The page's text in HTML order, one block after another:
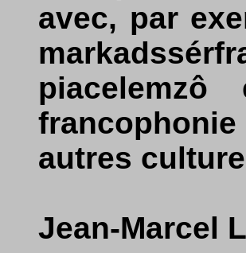
avec, par
autres
Jean-Marcel